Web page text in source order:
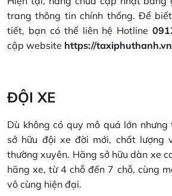
trang thông tin chính thống. Để
tiết, bạn có thể liên hệ Hotline
cập website https://
ĐỘI XE
Dù không có quy mô quá lớn
sở hữu đội xe đời mới, chất lượng
thường xuyên. Hãng sở hữu dàn xe
hãng xe, từ 4 chỗ đến 7 chỗ, cùng
vô cùng hiện đại.